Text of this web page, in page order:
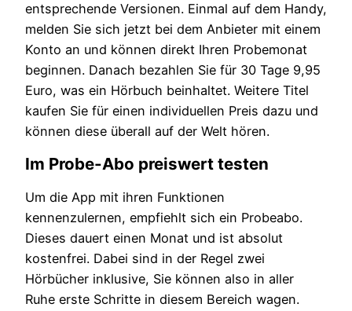
entsprechende Versionen. Einmal auf dem Handy,
melden Sie sich jetzt bei dem Anbieter mit einem
Konto an und können direkt Ihren Probemonat
beginnen. Danach bezahlen Sie für 30 Tage 9,95
Euro, was ein Hörbuch beinhaltet. Weitere Titel
kaufen Sie für einen individuellen Preis dazu und
können diese überall auf der Welt hören.
Im Probe-Abo preiswert testen
Um die App mit ihren Funktionen
kennenzulernen, empfiehlt sich ein Probeabo.
Dieses dauert einen Monat und ist absolut
kostenfrei. Dabei sind in der Regel zwei
Hörbücher inklusive, Sie können also in aller
Ruhe erste Schritte in diesem Bereich wagen.